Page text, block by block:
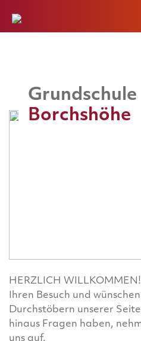
Grundschule
Borchshöhe
HERZLICH
Ihren Besuch und
Durchstöbern unserer
hinaus Fragen haben,
uns auf.